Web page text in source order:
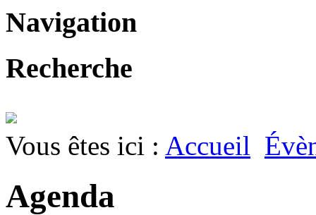
Navigation
Recherche
Vous êtes ici : Accueil
Agenda